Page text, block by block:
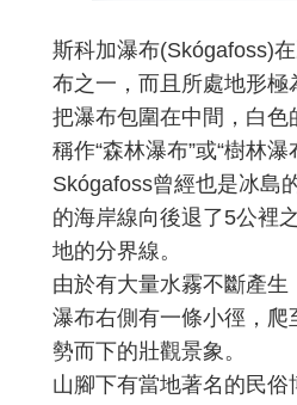
斯科加瀑布(Skógafoss)
布之一，而且所處地形
把瀑布包圍在中間，白
稱作“森林瀑布”或“樹林
Skógafoss曾經也是冰島
的海岸線向後退了5公裡
地的分界線。
由於有大量水霧不斷產生
瀑布右側有一條小徑，
勢而下的壯觀景象。
山腳下有當地著名的民